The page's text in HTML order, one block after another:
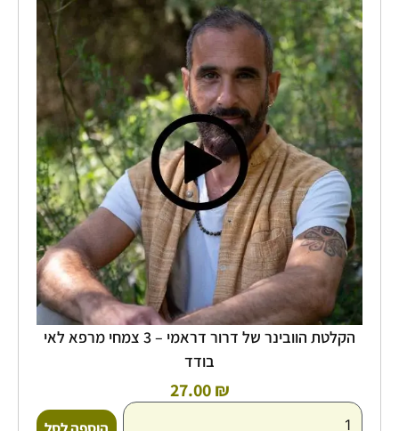
הקלטת הוובינר של דרור דראמי – 3 צמחי מרפא לאי
בודד
27.00₪
של
הקלטת
הוובינר
של
דרור
דראמי
-
3
צמחי
מרפא
לאי
בודד